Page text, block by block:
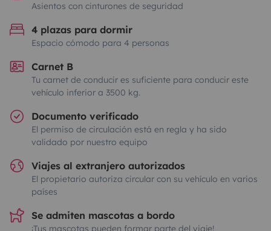
Asientos con cinturones de seguridad
4 plazas para dormir
Espacio cómodo para 4 personas
Carnet B
Tu carnet de conducir es suficiente para conducir este
vehículo inferior a 3500 kg.
Documento verificado
El permiso de circulación está en regla y ha sido
validado por nuestro equipo
Viajes al extranjero autorizados
El propietario autoriza circular con su vehículo en varios
países
Se admiten mascotas a bordo
¡Tus mascotas pueden formar parte del viaje!